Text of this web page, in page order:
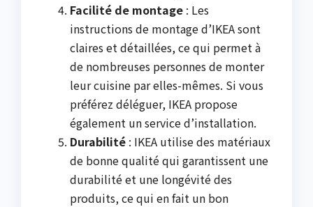
Facilité de montage : Les
instructions de montage d’IKEA sont
claires et détaillées, ce qui permet à
de nombreuses personnes de monter
leur cuisine par elles-mêmes. Si vous
préférez déléguer, IKEA propose
également un service d’installation.
Durabilité : IKEA utilise des matériaux
de bonne qualité qui garantissent une
durabilité et une longévité des
produits, ce qui en fait un bon